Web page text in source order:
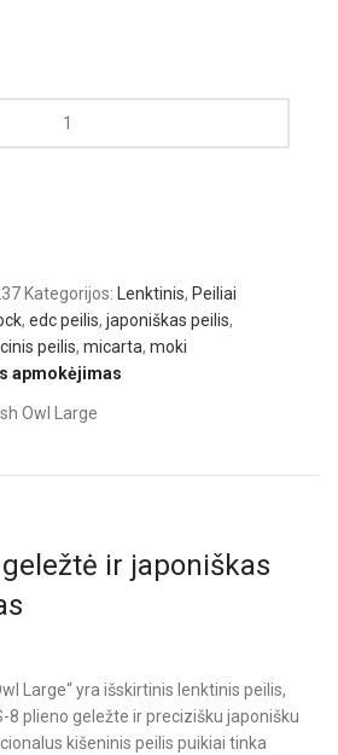
Kategorijos: Lenktinis, Peiliai
, edc peilis, japoniškas peilis,
peilis, micarta, moki
apmokėjimas
ir japoniškas
Large“ yra išskirtinis lenktinis peilis,
8 plieno geležte ir precizišku japonišku
kišeninis peilis puikiai tinka